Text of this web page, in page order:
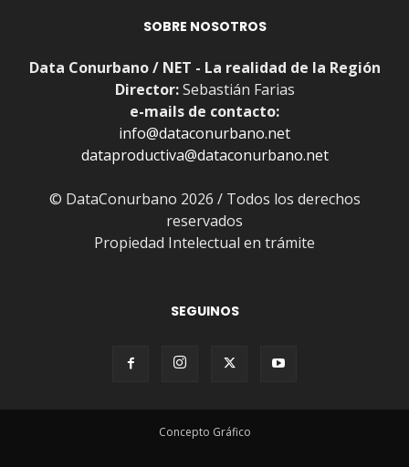
SOBRE NOSOTROS
Data Conurbano / NET - La realidad de la Región
Director:Sebastián Farias
e-mails de contacto:
info@dataconurbano.net
dataproductiva@dataconurbano.net
© DataConurbano 2026 / Todos los derechos
reservados
Propiedad Intelectual en trámite
SEGUINOS
Concepto Gráfico